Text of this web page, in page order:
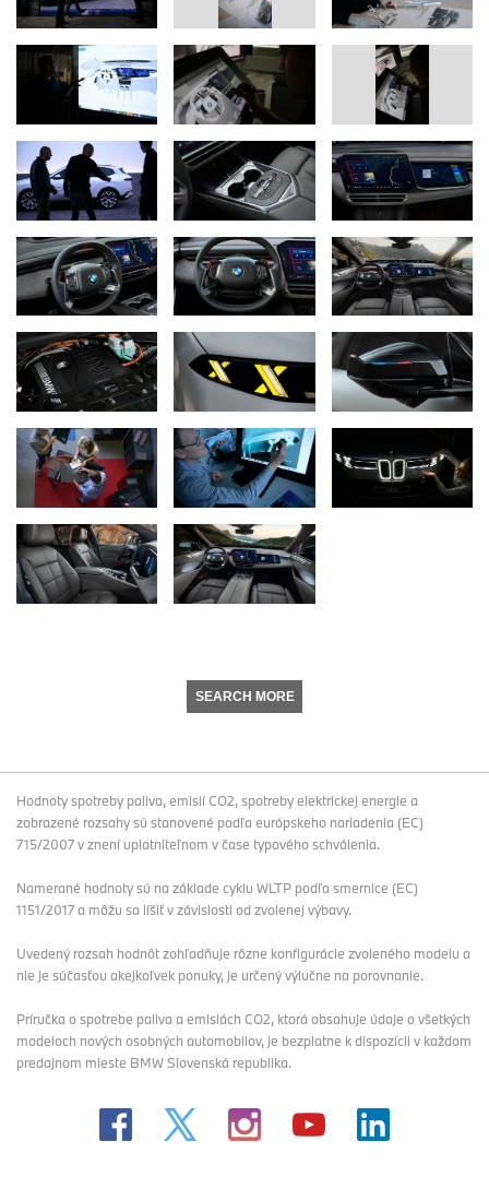
SEARCH MORE
Hodnoty spotreby paliva, emisií CO2, spotreby elektrickej energie a
zobrazené rozsahy sú stanovené podľa európskeho nariadenia (EC)
715/2007 v znení uplatniteľnom v čase typového schválenia.
Namerané hodnoty sú na základe cyklu WLTP podľa smernice (EC)
1151/2017 a môžu sa líšiť v závislosti od zvolenej výbavy.
Uvedený rozsah hodnôt zohľadňuje rôzne konfigurácie zvoleného modelu a
nie je súčasťou akejkoľvek ponuky, je určený výlučne na porovnanie.
Príručka o spotrebe paliva a emisiách CO2, ktorá obsahuje údaje o všetkých
modeloch nových osobných automobilov, je bezplatne k dispozícii v každom
predajnom mieste BMW Slovenská republika.